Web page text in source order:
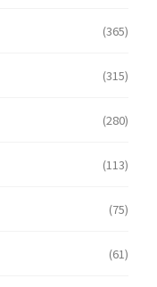
(365)
(315)
(280)
(113)
(75)
(61)